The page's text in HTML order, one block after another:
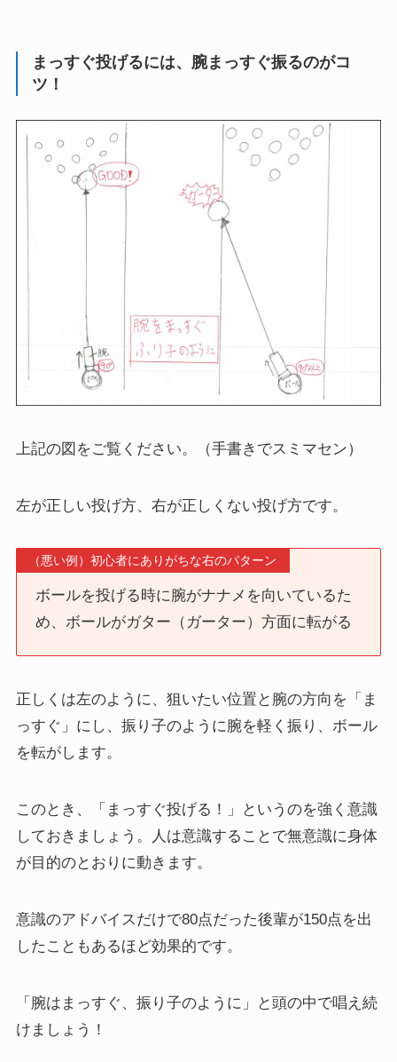
まっすぐ投げるには、腕まっすぐ振るのがコ
ツ！
上記の図をご覧ください。（手書きでスミマセン）
左が正しい投げ方、 右が正しくない投げ方です。
（悪い例）初心者にありがちな右のパターン
ボールを投げる時に腕がナナメを向いているた
め、ボールがガター（ガーター）方面に転がる
正しくは左のように、 狙いたい位置と腕の方向を「ま
っすぐ」にし、振り子のように腕を軽く振り、ボール
を転がします。
このとき、
「まっすぐ投げる！」というのを強く意識
しておきましょう。人は意識することで無意識に身体
が目的のとおりに動きます。
意識のアドバイスだけで80点だった後輩が150点を出
したこともあるほど効果的です。
「腕はまっすぐ、振り子のように」
と頭の中で唱え続
けましょう！